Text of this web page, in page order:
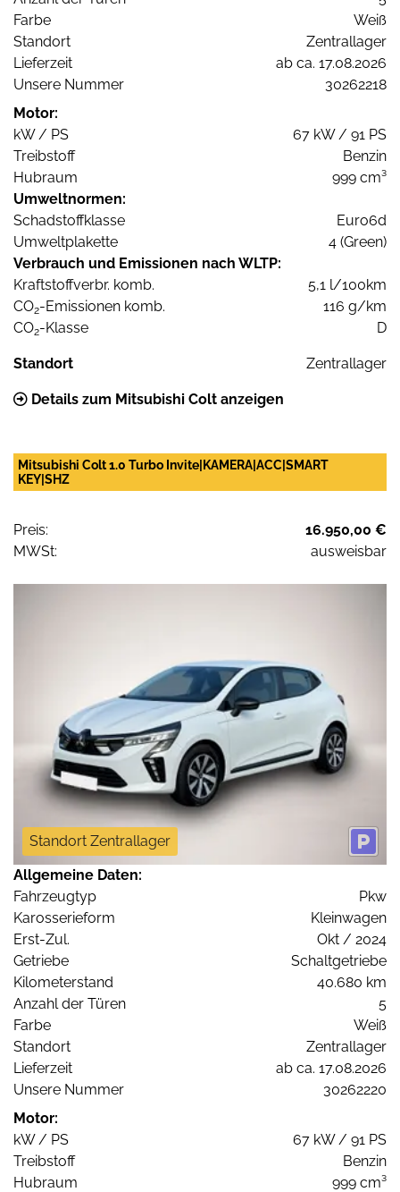
Farbe
Weiß
Standort
Zentrallager
Lieferzeit
ab ca. 17.08.2026
Unsere Nummer
30262218
Motor:
kW / PS
67 kW / 91 PS
Treibstoff
Benzin
Hubraum
999 cm³
Umweltnormen:
Schadstoffklasse
Euro6d
Umweltplakette
4 (Green)
Verbrauch und Emissionen nach WLTP:
Kraftstoffverbr. komb.
5,1 l/100km
CO2-Emissionen komb.
116 g/km
CO2-Klasse D
Standort Zentrallager
Details zum Mitsubishi Colt anzeigen
Mitsubishi Colt 1.0 Turbo Invite|KAMERA|ACC|SMART
KEY|SHZ
Preis:
16.950,00 €
MWSt:
ausweisbar
Standort Zentrallager
Allgemeine Daten:
Fahrzeugtyp
Pkw
Karosserieform
Kleinwagen
Erst-Zul.
Okt / 2024
Getriebe
Schaltgetriebe
Kilometerstand
40.680 km
Anzahl der Türen
5
Farbe
Weiß
Standort
Zentrallager
Lieferzeit
ab ca. 17.08.2026
Unsere Nummer
30262220
Motor:
kW / PS
67 kW / 91 PS
Treibstoff
Benzin
Hubraum
999 cm³